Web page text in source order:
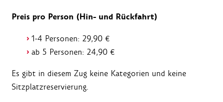
Preis pro Person (Hin- und Rückfahrt)
1-4 Personen: 29,90 €
ab 5 Personen: 24,90 €
Es gibt in diesem Zug keine Kategorien und keine
Sitzplatzreservierung.